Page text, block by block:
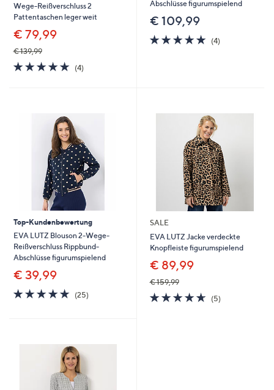
diese
anzuzeigen.
Wege-Reißverschluss 2
Pattentaschen leger weit
€ 79,99
€ 139,99
5.0
von
(4)4
Abschlüsse figurumspielend
€ 109,99
4.8
von
(4)4
Top-Kundenbewertung
EVA LUTZ Blouson 2-Wege-
Reißverschluss Rippbund-
Abschlüsse figurumspielend
€ 39,99
4.7
von
(25)25
SALE
EVA LUTZ Jacke verdeckte
Knopfleiste figurumspielend
€ 89,99
€ 159,99
4.6
von
(5)5